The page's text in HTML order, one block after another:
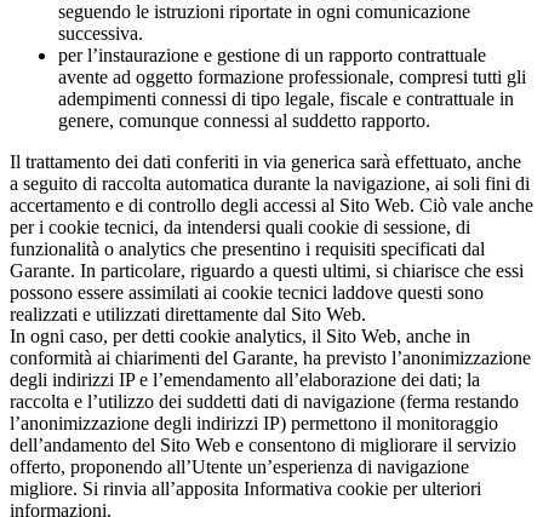
seguendo le istruzioni riportate in ogni comunicazione
successiva.
per l’instaurazione e gestione di un rapporto contrattuale
avente ad oggetto formazione professionale, compresi tutti gli
adempimenti connessi di tipo legale, fiscale e contrattuale in
genere, comunque connessi al suddetto rapporto.
Il trattamento dei dati conferiti in via generica sarà effettuato, anche
a seguito di raccolta automatica durante la navigazione, ai soli fini di
accertamento e di controllo degli accessi al Sito Web. Ciò vale anche
per i cookie tecnici, da intendersi quali cookie di sessione, di
funzionalità o analytics che presentino i requisiti specificati dal
Garante. In particolare, riguardo a questi ultimi, si chiarisce che essi
possono essere assimilati ai cookie tecnici laddove questi sono
realizzati e utilizzati direttamente dal Sito Web.
In ogni caso, per detti cookie analytics, il Sito Web, anche in
conformità ai chiarimenti del Garante, ha previsto l’anonimizzazione
degli indirizzi IP e l’emendamento all’elaborazione dei dati; la
raccolta e l’utilizzo dei suddetti dati di navigazione (ferma restando
l’anonimizzazione degli indirizzi IP) permettono il monitoraggio
dell’andamento del Sito Web e consentono di migliorare il servizio
offerto, proponendo all’Utente un’esperienza di navigazione
migliore. Si rinvia all’apposita Informativa cookie per ulteriori
informazioni.